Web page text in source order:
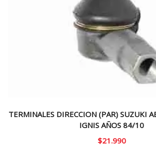
TERMINALES DIRECCION (PAR) SUZUKI
IGNIS AÑOS 84/10
$21.990